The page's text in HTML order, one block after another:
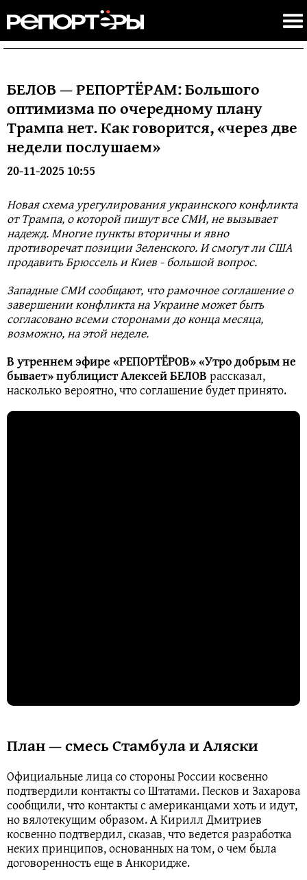
БЕЛОВ — РЕПОРТЁРАМ: Большого
оптимизма по очередному плану
Трампа нет. Как говорится, «через две
недели послушаем»
20-11-2025 10:55
Новая схема урегулирования украинского конфликта
от Трампа, о которой пишут все СМИ, не вызывает
надежд. Многие пункты вторичны и явно
противоречат позиции Зеленского. И смогут ли США
продавить Брюссель и Киев - большой вопрос.
Западные СМИ сообщают, что рамочное соглашение о
завершении конфликта на Украине может быть
согласовано всеми сторонами до конца месяца,
возможно, на этой неделе.
В утреннем эфире «РЕПОРТЁРОВ» «Утро добрым не
бывает» публицист Алексей БЕЛОВрассказал,
насколько вероятно, что соглашение будет принято.
План — смесь Стамбула и Аляски
Официальные лица со стороны России косвенно
подтвердили контакты со Штатами. Песков и Захарова
сообщили, что контакты с американцами хоть и идут,
но вялотекущим образом. А Кирилл Дмитриев
косвенно подтвердил, сказав, что ведется разработка
неких принципов, основанных на том, о чем была
договоренность еще в Анкоридже.